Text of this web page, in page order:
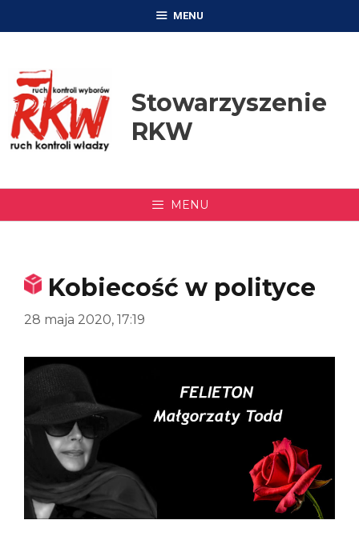
MENU
Stowarzyszenie
RKW
MENU
Kobiecość w polityce
28 maja 2020, 17:19